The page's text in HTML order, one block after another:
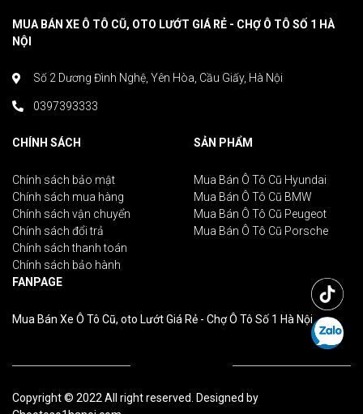
MUA BÁN XE Ô TÔ CŨ, OTO LƯỚT GIÁ RẺ - CHỢ Ô TÔ SỐ 1 HÀ
NỘI
Số 2 Dương Đình Nghệ, Yên Hòa, Cầu Giấy, Hà Nội
0397393333
CHÍNH SÁCH
Chính sách bảo mật
Chính sách mua hàng
Chính sách vận chuyển
Chính sách đổi trả
Chính sách thanh toán
Chính sách bảo hành
SẢN PHẨM
Mua Bán Ô Tô Cũ Hyundai
Mua Bán Ô Tô Cũ BMW
Mua Bán Ô Tô Cũ Peugeot
Mua Bán Ô Tô Cũ Porsche
FANPAGE
Mua Bán Xe Ô Tô Cũ, oto Lướt Giá Rẻ - Chợ Ô Tô Số 1 Hà Nội
Copyright © 2022 All right reserved. Designed by